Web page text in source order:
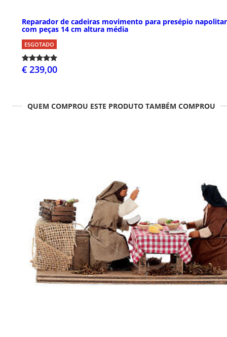
Reparador de cadeiras movimento para presépio
com peças 14 cm altura média
ESGOTADO
€ 239,00
QUEM COMPROU ESTE PRODUTO TAMBÉM COMPROU